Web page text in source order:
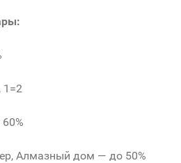
1=2
Алмазный дом — до 50%